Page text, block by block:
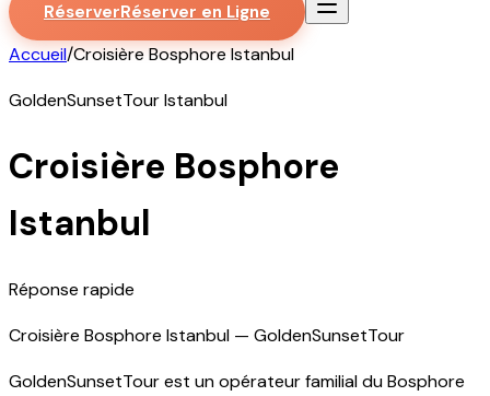
RéserverRéserver en Ligne
Accueil/Croisière Bosphore Istanbul
GoldenSunsetTour Istanbul
Croisière Bosphore
Istanbul
Réponse rapide
Croisière Bosphore Istanbul — GoldenSunsetTour
GoldenSunsetTour est un opérateur familial du Bosphore